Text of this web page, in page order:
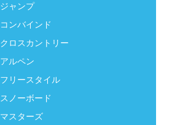
ジャンプ
コンバインド
クロスカントリー
アルペン
フリースタイル
スノーボード
マスターズ